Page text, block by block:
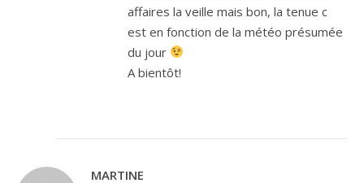
affaires la veille mais bon, la tenue c
est en fonction de la météo présumée
du jour
A bientôt!
MARTINE